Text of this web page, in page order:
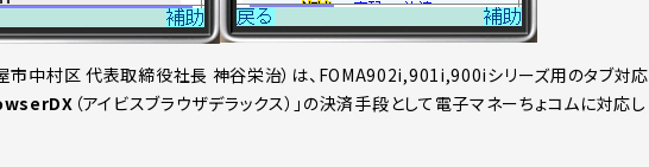
市中村区 代表取締役社長 神谷栄治）は、FOMA902i,901i,900iシリーズ用のタブ対応
（アイビスブラウザデラックス）」の決済手段として電子マネーちょコムに対応し